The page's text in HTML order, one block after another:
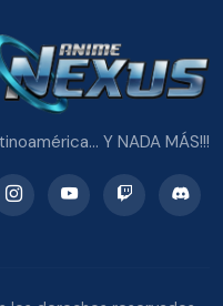
Y NADA MÁS!!!